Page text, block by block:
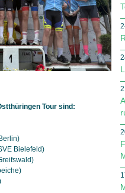
Tour sind:
Bielefeld)